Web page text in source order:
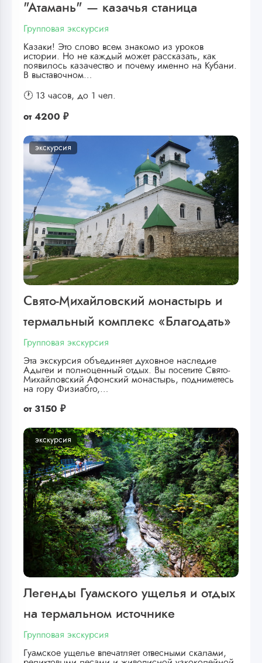
"Атамань" — казачья станица
Групповая экскурсия
Казаки! Это слово всем знакомо из уроков
истории. Но не каждый может рассказать, как
появилось казачество и почему именно на Кубани.
В выставочном…
🕐 13 часов, до 1 чел.
от 4200 ₽
экскурсия
Свято-Михайловский монастырь и
термальный комплекс «Благодать»
Групповая экскурсия
Эта экскурсия объединяет духовное наследие
Адыгеи и полноценный отдых. Вы посетите Свято-
Михайловский Афонский монастырь, подниметесь
на гору Физиабго,…
от 3150 ₽
экскурсия
Легенды Гуамского ущелья и отдых
на термальном источнике
Групповая экскурсия
Гуамское ущелье впечатляет отвесными скалами,